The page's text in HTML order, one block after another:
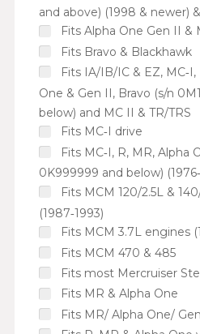
and above) (1998 & newer)
Fits Alpha One Gen II &
Fits Bravo & Blackhawk
Fits IA/IB/IC & EZ, MC‑I,
One & Gen II, Bravo (s/n
below) and MC II & TR/TRS
Fits MC‑I drive
Fits MC‑I, R, MR, Alpha
0K999999 and below)
Fits MCM 120/2.5L &
(1987‑1993)
Fits MCM 3.7L engines
Fits MCM 470 & 485
Fits most Mercruiser
Fits MR & Alpha One
Fits MR/ Alpha One/